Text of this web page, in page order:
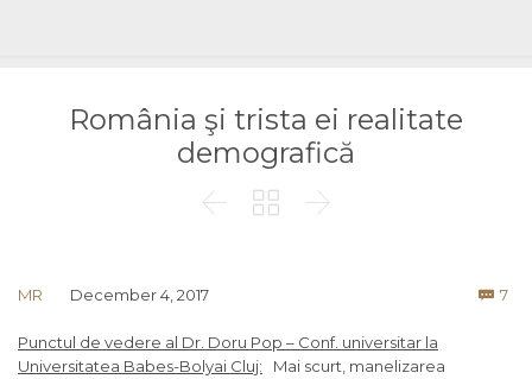
România şi trista ei realitate
demografică
  
MR December 4, 2017  7
Punctul de vedere al Dr. Doru Pop – Conf. universitar la
Universitatea Babes-Bolyai Cluj: Mai scurt, manelizarea